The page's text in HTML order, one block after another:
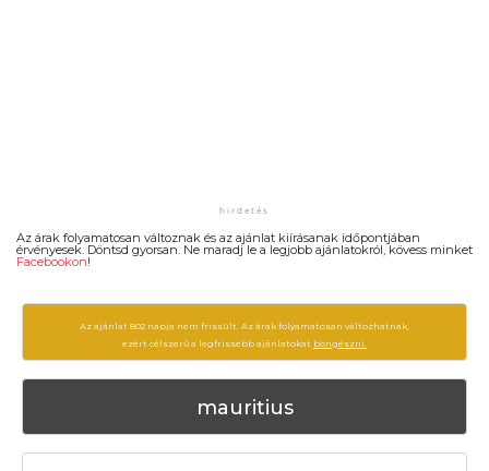
Az árak folyamatosan változnak és az ajánlat kiírásanak időpontjában
érvényesek. Döntsd gyorsan. Ne maradj le a legjobb ajánlatokról, kövess minket
Facebookon!
Az ajánlat 802 napja nem frissült. Az árak folyamatosan változhatnak,
ezért célszerű a legfrissebb ajánlatokat böngészni.
mauritius